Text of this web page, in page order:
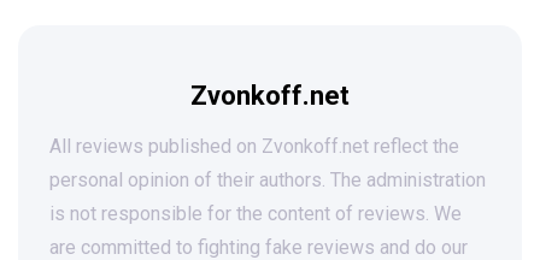
Zvonkoff.net
All reviews published on Zvonkoff.net reflect the
personal opinion of their authors. The administration
is not responsible for the content of reviews. We
are committed to fighting fake reviews and do our